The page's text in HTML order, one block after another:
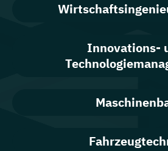
Innovations-